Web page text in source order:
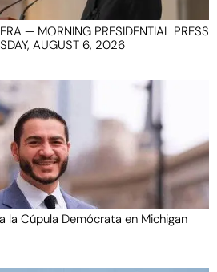
— MORNING PRESIDENTIAL PRESS
AUGUST 6, 2026
la Cúpula Demócrata en Michigan